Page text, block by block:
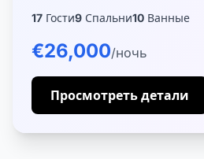
спален с ванной к...
17 Гости9 Спальни10 Ванные
€26,000/ночь
Просмотреть детали